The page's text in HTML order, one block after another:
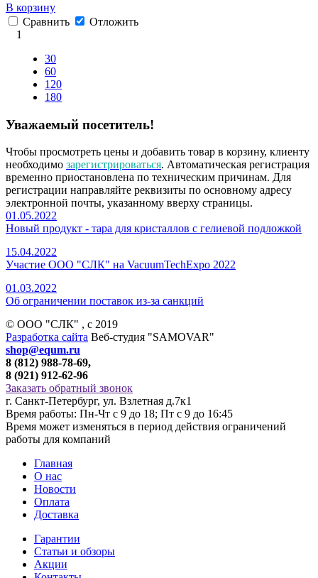
В корзину
Сравнить
Отложить
1
30
60
120
180
Уважаемый посетитель!
Чтобы просмотреть цены и добавить товар в корзину, клиенту
необходимо зарегистрироваться. Автоматическая регистрация
временно приостановлена по техническим причинам. Для
регистрации направляйте реквизиты по основному адресу
электронной почты, указанному вверху страницы.
01.05.2022
Новый продукт - тара для кристаллов с гелиевой подложкой
15.04.2022
Участие ООО "СЛК" на VacuumTechExpo 2022
01.03.2022
Об ограничении поставок из-за санкций
© ООО "СЛК" , c 2019
Разработка сайта Веб-студия "SAMOVAR"
shop@equm.ru
8 (812) 988-78-69,
8 (921) 912-62-96
Заказать обратный звонок
г. Санкт-Петербург, ул. Взлетная д.7к1
Время работы: Пн-Чт с 9 до 18; Пт с 9 до 16:45
Время может изменяться в период действия ограничений
работы для компаний
Главная
О нас
Новости
Оплата
Доставка
Гарантии
Статьи и обзоры
Акции